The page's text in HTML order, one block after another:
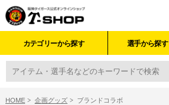
カテゴリーから探す 選手から探す
HOME 企画グッズ ブランドコラボ